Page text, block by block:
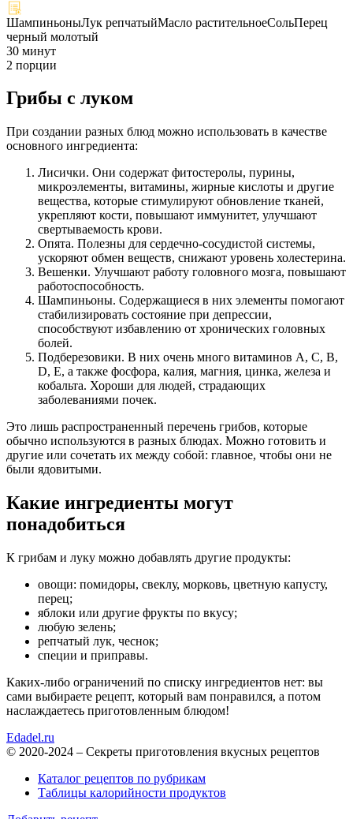
ШампиньоныЛук репчатыйМасло растительноеСольПерец
черный молотый
30 минут
2 порции
Грибы с луком
При создании разных блюд можно использовать в качестве
основного ингредиента:
Лисички. Они содержат фитостеролы, пурины,
микроэлементы, витамины, жирные кислоты и другие
вещества, которые стимулируют обновление тканей,
укрепляют кости, повышают иммунитет, улучшают
свертываемость крови.
Опята. Полезны для сердечно-сосудистой системы,
ускоряют обмен веществ, снижают уровень холестерина.
Вешенки. Улучшают работу головного мозга, повышают
работоспособность.
Шампиньоны. Содержащиеся в них элементы помогают
стабилизировать состояние при депрессии,
способствуют избавлению от хронических головных
болей.
Подберезовики. В них очень много витаминов А, С, В,
D, E, а также фосфора, калия, магния, цинка, железа и
кобальта. Хороши для людей, страдающих
заболеваниями почек.
Это лишь распространенный перечень грибов, которые
обычно используются в разных блюдах. Можно готовить и
другие или сочетать их между собой: главное, чтобы они не
были ядовитыми.
Какие ингредиенты могут
понадобиться
К грибам и луку можно добавлять другие продукты:
овощи: помидоры, свеклу, морковь, цветную капусту,
перец;
яблоки или другие фрукты по вкусу;
любую зелень;
репчатый лук, чеснок;
специи и приправы.
Каких-либо ограничений по списку ингредиентов нет: вы
сами выбираете рецепт, который вам понравился, а потом
наслаждаетесь приготовленным блюдом!
Edadel.ru
© 2020-2024 – Секреты приготовления вкусных рецептов
Каталог рецептов по рубрикам
Таблицы калорийности продуктов